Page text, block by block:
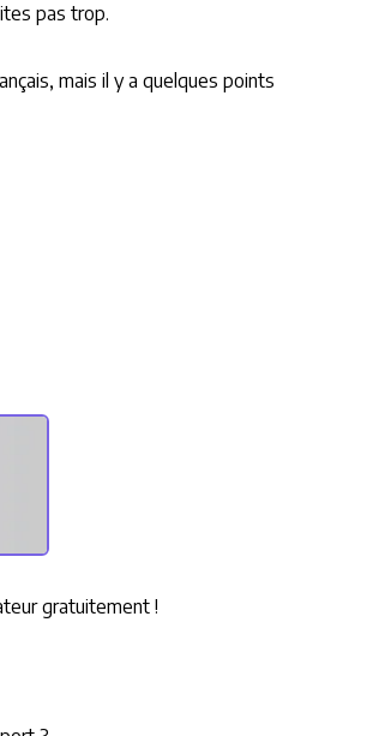
pas trop.
mais il y a quelques points
gratuitement !